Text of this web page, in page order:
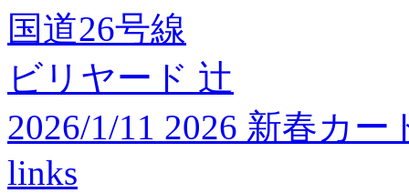
国道26号線
ビリヤード 辻
2026/1/11 2026 新春カ
links